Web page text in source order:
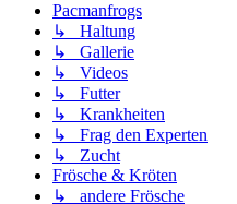
Pacmanfrogs
↳ Haltung
↳ Gallerie
↳ Videos
↳ Futter
↳ Krankheiten
↳ Frag den Experten
↳ Zucht
Frösche & Kröten
↳ andere Frösche